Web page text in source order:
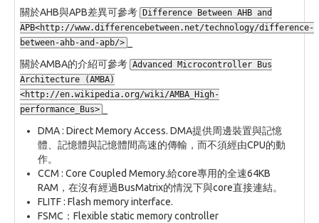
關於AHB與APB差異可參考 Difference Between AHB and
APB<http://www.differencebetween.net/technology/difference-
between-ahb-and-apb/>
關於AMBA的介紹可參考 Advanced Microcontroller Bus
Architecture (AMBA)
<http://en.wikipedia.org/wiki/AMBA_High-
performance_Bus>
DMA : Direct Memory Access. DMA提供周邊裝置與記憶
體、記憶體與記憶體間高速的傳輸，而不須經由CPU的動
作。
CCM : Core Coupled Memory.給core專用的全速64KB
RAM，在沒有經過BusMatrix的情況下與core直接連結。
FLITF : Flash memory interface.
FSMC：Flexible static memory controller